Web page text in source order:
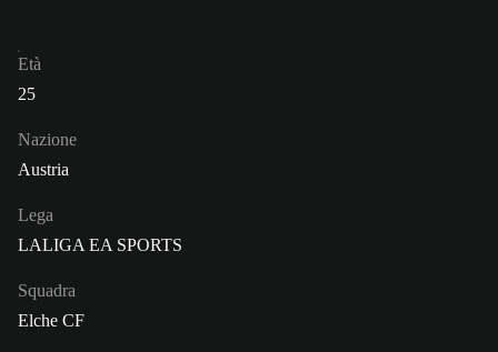
Età
25
Nazione
Austria
Lega
LALIGA EA SPORTS
Squadra
Elche CF